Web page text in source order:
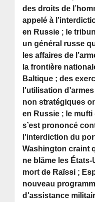
des droits de
appelé à
en Russie ; le
un général russe
les affaires de
la frontière
Baltique ; des
l’utilisation
non stratégiques
en Russie ; le mufti
s’est prononcé
l’interdiction du
Washington craint
ne blâme les
mort de Raïssi ;
nouveau
d’assistance